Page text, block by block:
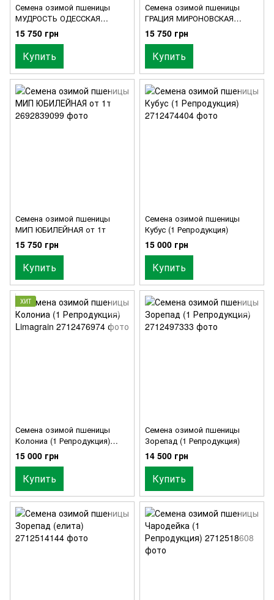
Семена озимой пшеницы
МУДРОСТЬ ОДЕССКАЯ
(Элита) от 1т
15 750 грн
Купить
Семена озимой пшеницы
ГРАЦИЯ МИРОНОВСКАЯ
(Элита) от 1т
15 750 грн
Купить
Семена озимой пшеницы
МИП ЮБИЛЕЙНАЯ от 1т
15 750 грн
Купить
Семена озимой пшеницы
Кубус (1 Репродукция)
15 000 грн
Купить
ХИТ
Семена озимой пшеницы
Колониа (1 Репродукция)
Limagrain
15 000 грн
Купить
Семена озимой пшеницы
Зорепад (1 Репродукция)
14 500 грн
Купить